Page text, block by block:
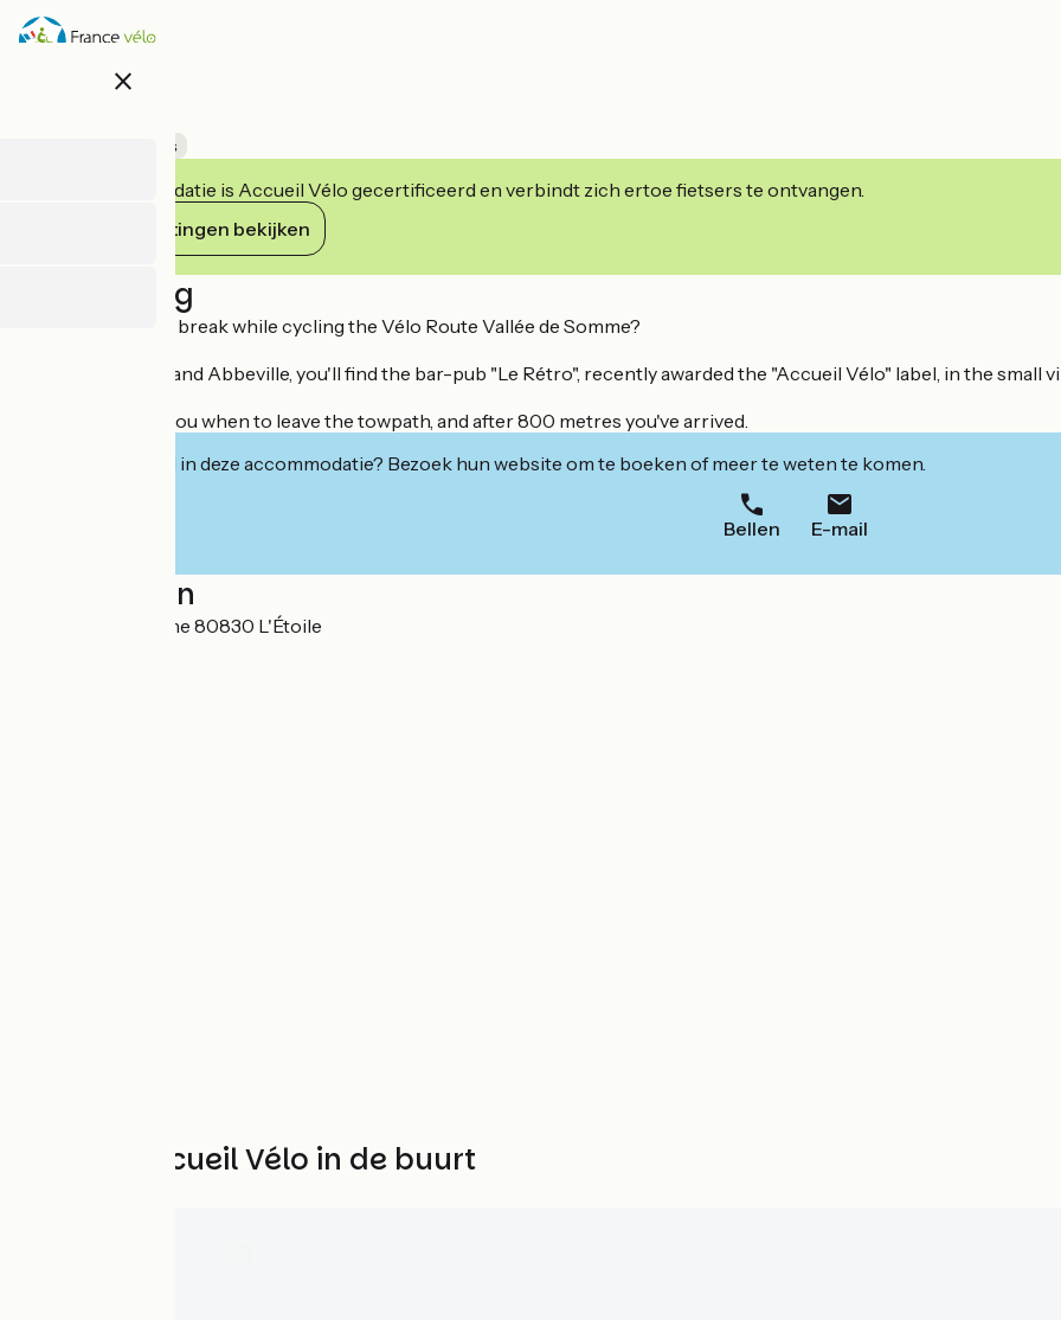
Overslaan
en
close
Bars
Deze accommodatie is Accueil Vélo gecertificeerd en verbindt zich ertoe fietsers te ontvangen.
Haar verplichtingen bekijken
Beschrijving
Need a refreshing break while cycling the Vélo Route Vallée de Somme?
Between Amiens and Abbeville, you'll find the bar-pub "Le Rétro", recently awarded the "Accueil Vélo" label, in the small
A small sign tells you when to leave the towpath, and after 800 metres you've arrived.
Geïnteresseerd in deze accommodatie? Bezoek hun website om te boeken of meer te weten te komen.
Bellen E-mail
Localisation
133 Rue Jules Verne 80830 L'Étoile
Andere Accueil Vélo in de buurt